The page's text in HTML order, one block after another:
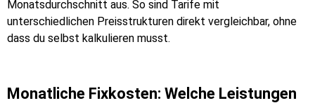
Monatsdurchschnitt aus. So sind Tarife mit
unterschiedlichen Preisstrukturen direkt vergleichbar, ohne
dass du selbst kalkulieren musst.
Monatliche Fixkosten: Welche Leistungen